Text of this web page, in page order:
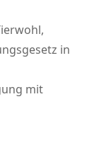
in
mit